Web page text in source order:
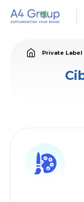
Private